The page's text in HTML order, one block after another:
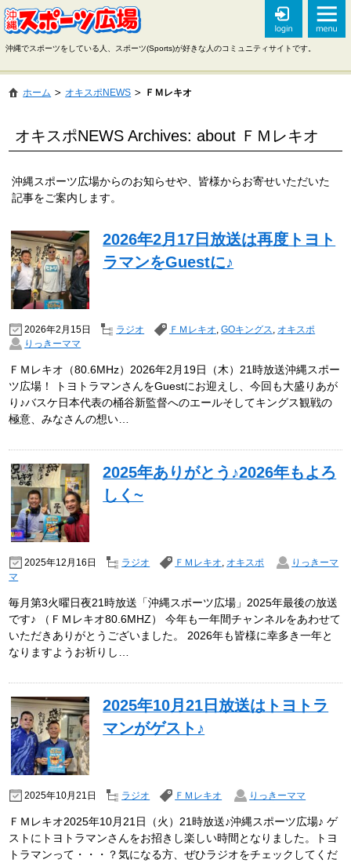
沖縄でスポーツをしている人、スポーツ(Sports)が好きな人のコミュニティサイトです。
ホーム オキスポNEWS ＦＭレキオ
オキスポNEWS Archives: about ＦＭレキオ
沖縄スポーツ広場からのお知らせや、皆様からお寄せいただいた
記事をご案内します。
2026年2月17日放送は再度トヨト
ラマンをGuestに♪
2026年2月15日 ラジオ ＦＭレキオ,GOキングス, オキスポ
りっきーママ
ＦＭレキオ（80.6MHz）2026年2月19日（木）21時放送沖縄スポー
ツ広場！ トヨトラマンさんをGuestにお迎えし、今回も大盛りあが
り♪バスケ日本代表の桶谷新監督へのエールそしてキングス観戦の
極意、みなさんの想い…
2025年ありがとう♪2026年もよろ
しく~
2025年12月16日 ラジオ ＦＭレキオ, オキスポ
りっきーマ
マ
毎月第3火曜日夜21時放送「沖縄スポーツ広場」2025年最後の放送
です♪ （ＦＭレキオ80.6MHZ） 今年も一年間チャンネルをあわせて
いただきありがとうございました。 2026年も皆様に幸多き一年と
なりますようお祈りし…
2025年10月21日放送はトヨトラ
マンがゲスト♪
2025年10月21日 ラジオ ＦＭレキオ りっきーママ
ＦＭレキオ2025年10月21日（火）21時放送♪沖縄スポーツ広場♪ ゲ
ストにトヨトラマンさんをお招きし楽しい時間となりました。トヨ
トラマンって・・・？気になる方、ぜひラジオをチェックしてくだ